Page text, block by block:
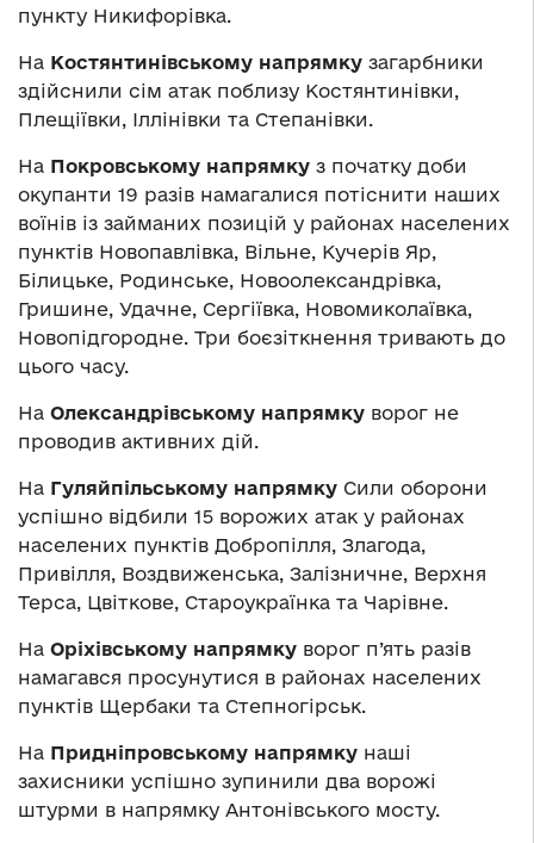
пункту Никифорівка.
На Костянтинівському напрямку загарбники
здійснили сім атак поблизу Костянтинівки,
Плещіївки, Іллінівки та Степанівки.
На Покровському напрямку з початку доби
окупанти 19 разів намагалися потіснити наших
воїнів із займаних позицій у районах населених
пунктів Новопавлівка, Вільне, Кучерів Яр,
Білицьке, Родинське, Новоолександрівка,
Гришине, Удачне, Сергіївка, Новомиколаївка,
Новопідгородне. Три боєзіткнення тривають до
цього часу.
На Олександрівському напрямку ворог не
проводив активних дій.
На Гуляйпільському напрямку Сили оборони
успішно відбили 15 ворожих атак у районах
населених пунктів Добропілля, Злагода,
Привілля, Воздвиженська, Залізничне, Верхня
Терса, Цвіткове, Староукраїнка та Чарівне.
На Оріхівському напрямку ворог п’ять разів
намагався просунутися в районах населених
пунктів Щербаки та Степногірськ.
На Придніпровському напрямку наші
захисники успішно зупинили два ворожі
штурми в напрямку Антонівського мосту.